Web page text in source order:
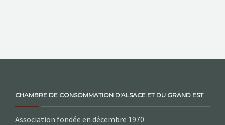
CHAMBRE DE CONSOMMATION D'ALSACE ET DU GRAND EST
Association fondée en décembre 1970